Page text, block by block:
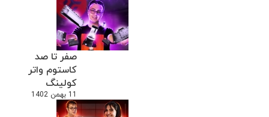
صفر تا صد
کاستوم واتر
کولینگ
11 بهمن 1402